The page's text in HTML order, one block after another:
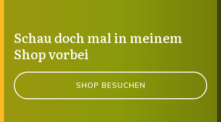
Schau doch mal in meinem
Shop vorbei
SHOP BESUCHEN